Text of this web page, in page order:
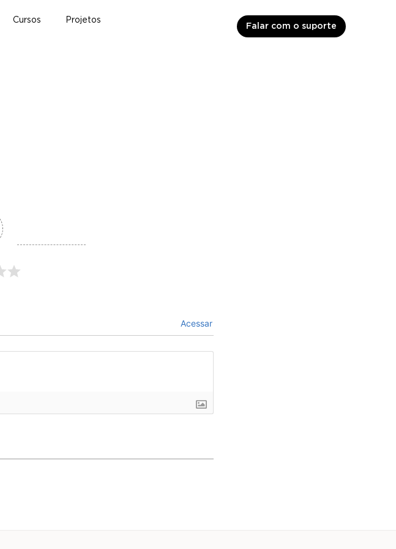
Cursos
Projetos
Falar com o suporte
Acessar